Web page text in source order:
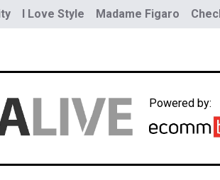
I Love Style Madame Figaro
Powered by: